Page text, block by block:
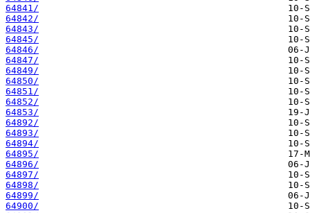
64841/
64842/
64843/
64845/
64846/
64847/
64849/
64850/
64851/
64852/
64853/
64892/
64893/
64894/
64895/
64896/
64897/
64898/
64899/
64900/